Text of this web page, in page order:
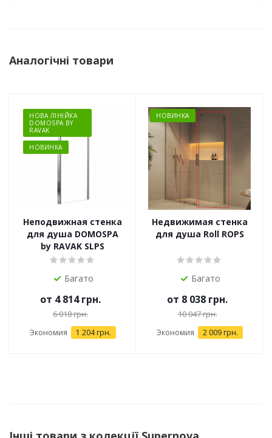
Аналогічні товари
НОВА ЛІНІЙКА
DOMOSPA BY
RAVAK
НОВИНКА
Неподвижная стенка
для душа DOMOSPA
by RAVAK SLPS
Багато
от 4 814 грн.
6 018 грн.
Экономия 1 204 грн.
НОВИНКА
Недвижимая стенка
для душа Roll ROPS
Багато
от 8 038 грн.
10 047 грн.
Экономия 2 009 грн.